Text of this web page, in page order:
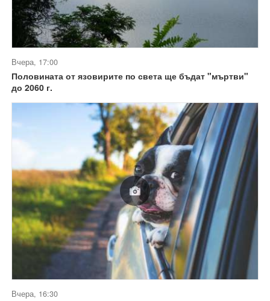
Вчера, 17:00
Половината от язовирите по света ще бъдат "мъртви"
до 2060 г.
Вчера, 16:30